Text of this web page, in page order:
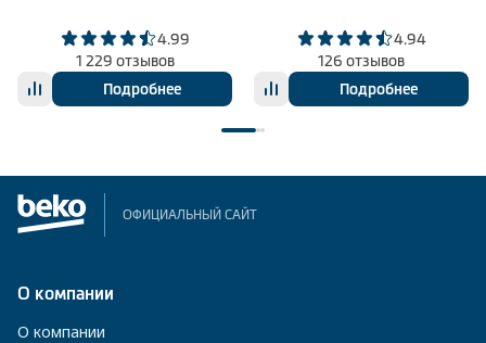
4.99
1 229 отзывов
Подробнее
4.94
126 отзывов
Подробнее
ОФИЦИАЛЬНЫЙ САЙТ
О компании
О компании